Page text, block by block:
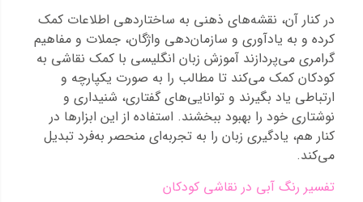
در کنار آن، نقشه‌های ذهنی به ساختاردهی اطلاعات کمک
کرده و به یادآوری و سازمان‌دهی واژگان، جملات و مفاهیم
گرامری می‌پردازند آموزش زبان انگلیسی با کمک نقاشی به
کودکان کمک می‌کند تا مطالب را به صورت یکپارچه و
ارتباطی یاد بگیرند و توانایی‌های گفتاری، شنیداری و
نوشتاری خود را بهبود ببخشند. استفاده از این ابزارها در
کنار هم، یادگیری زبان را به تجربه‌ای منحصر به‌فرد تبدیل
می‌کند.
تفسیر رنگ آبی در نقاشی کودکان